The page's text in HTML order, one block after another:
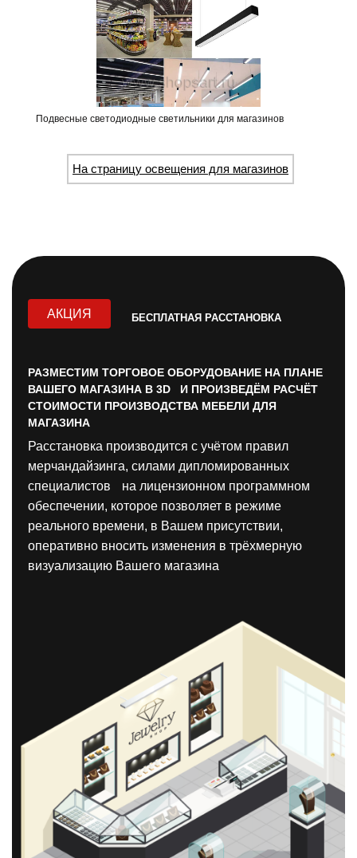
Подвесные светодиодные светильники для магазинов
На страницу освещения для магазинов
АКЦИЯ БЕСПЛАТНАЯ РАССТАНОВКА
РАЗМЕСТИМ ТОРГОВОЕ ОБОРУДОВАНИЕ НА ПЛАНЕ
ВАШЕГО МАГАЗИНА В 3D И ПРОИЗВЕДЁМ РАСЧЁТ
СТОИМОСТИ ПРОИЗВОДСТВА МЕБЕЛИ ДЛЯ
МАГАЗИНА
Расстановка производится с учётом правил
мерчандайзинга, силами дипломированных
специалистов на лицензионном программном
обеспечении, которое позволяет в режиме
реального времени, в Вашем присутствии,
оперативно вносить изменения в трёхмерную
визуализацию Вашего магазина